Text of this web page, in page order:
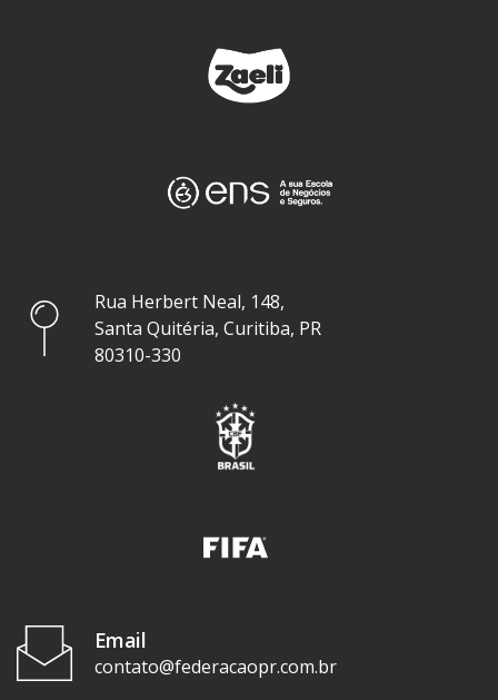
Rua Herbert Neal, 148,
Santa Quitéria, Curitiba, PR
80310-330
Email
contato@federacaopr.com.br